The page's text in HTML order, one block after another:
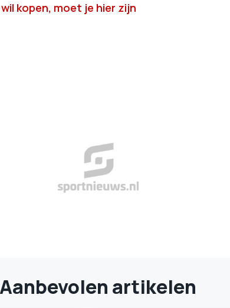
kopen, moet je hier zijn
Aanbevolen artikelen